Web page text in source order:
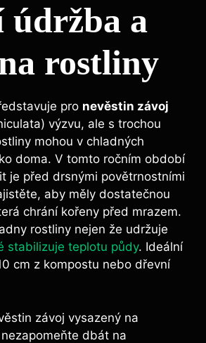
údržba a
rostliny
pro nevěstin závoj
výzvu, ale s trochou
mohou v chladných
doma. V tomto ročním období
je před drsnými povětrnostními
aby měly dostatečnou
chrání kořeny před mrazem.
rostliny nejen že udržuje
stabilizuje teplotu půdy. Ideální
cm z kompostu nebo dřevní
závoj vysazený na
dbát na